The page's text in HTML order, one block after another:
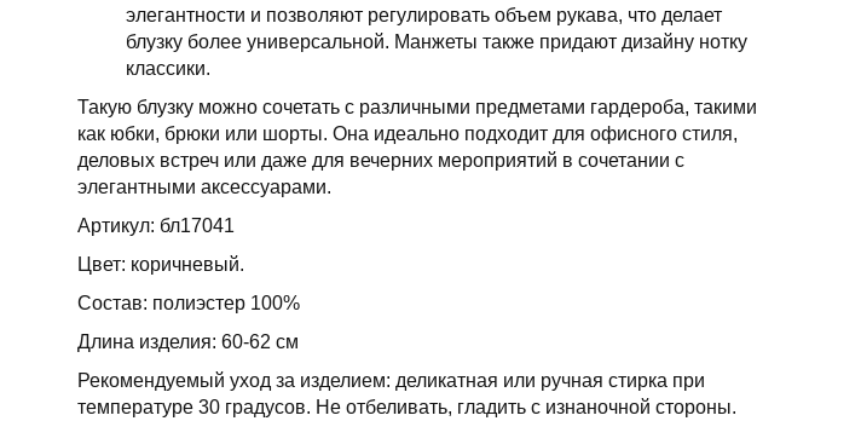
элегантности и позволяют регулировать объем рукава, что делает
блузку более универсальной. Манжеты также придают дизайну нотку
классики.
Такую блузку можно сочетать с различными предметами гардероба, такими
как юбки, брюки или шорты. Она идеально подходит для офисного стиля,
деловых встреч или даже для вечерних мероприятий в сочетании с
элегантными аксессуарами.
Артикул: бл17041
Цвет: коричневый.
Состав: полиэстер 100%
Длина изделия: 60-62 см
Рекомендуемый уход за изделием: деликатная или ручная стирка при
температуре 30 градусов. Не отбеливать, гладить с изнаночной стороны.